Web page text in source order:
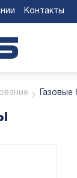
Контакты